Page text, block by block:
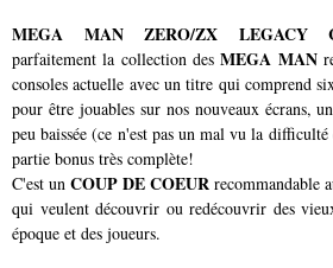
MEGA MAN ZERO/ZX LEGACY
parfaitement la collection desMEGA MAN
consoles actuelle avec un titre qui comprend
pour être jouables sur nos nouveaux écrans,
peu baissée (ce n'est pas un mal vu la
partie bonus très complète!
C'est un COUP DE COEUR recommandable
qui veulent découvrir ou redécouvrir des
époque et des joueurs.